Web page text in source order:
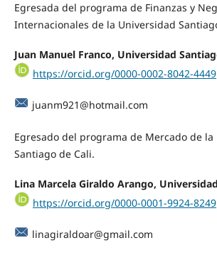
Egresada del programa de Finanzas y
Internacionales de la Universidad
Juan Manuel Franco, Universidad
https://orcid.org/0000-0002-8042-4449
juanm921@hotmail.com
Egresado del programa de Mercado de la
Santiago de Cali.
Lina Marcela Giraldo Arango,
https://orcid.org/0000-0001-9924-8249
linagiraldoar@gmail.com